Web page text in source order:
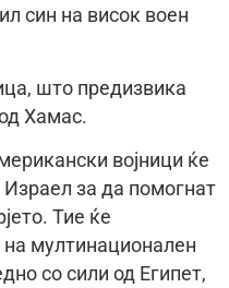
син на висок воен
што предизвика
Хамас.
војници ќе
за да помогнат
Тие ќе
мултинационален
со сили од Египет,